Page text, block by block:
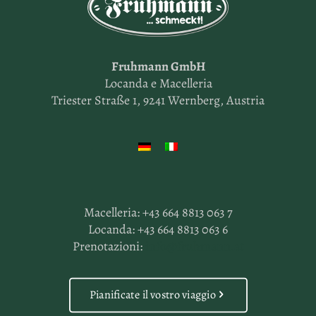
Fruhmann GmbH
Locanda e Macelleria
Triester Straße 1, 9241 Wernberg, Austria
Macelleria:+43 664 8813 063 7
Locanda:+43 664 8813 063 6
Prenotazioni:
Pianificate il vostro viaggio